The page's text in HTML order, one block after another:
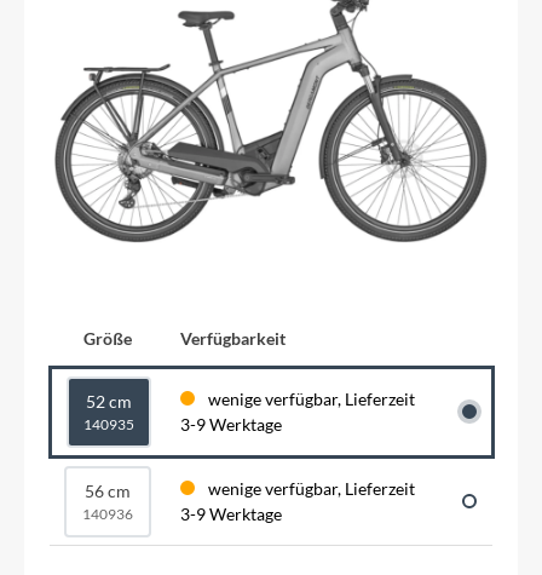
Größe Verfügbarkeit
52 cm
140935
wenige verfügbar, Lieferzeit
3-9 Werktage
56 cm
140936
wenige verfügbar, Lieferzeit
3-9 Werktage